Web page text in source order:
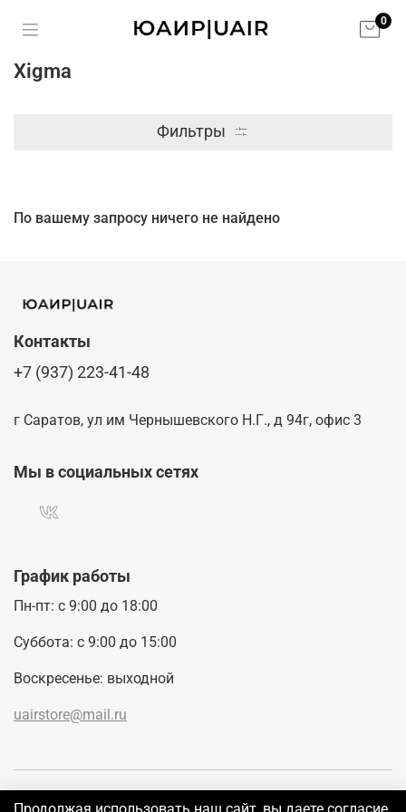
0
Xigma
Фильтры
По вашему запросу ничего не найдено
График работы
Пн-пт: с 9:00 до 18:00
Суббота: с 9:00 до 15:00
Воскресенье: выходной
uairstore@mail.ru
Контакты
+7 (937) 223-41-48
г Саратов, ул им Чернышевского Н.Г., д 94г, офис 3
Мы в социальных сетях